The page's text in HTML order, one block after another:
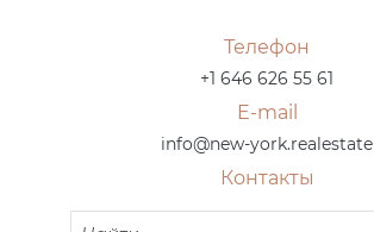
Телефон
+1 646 626 55 61
E-mail
info@new-york.realestate
Контакты